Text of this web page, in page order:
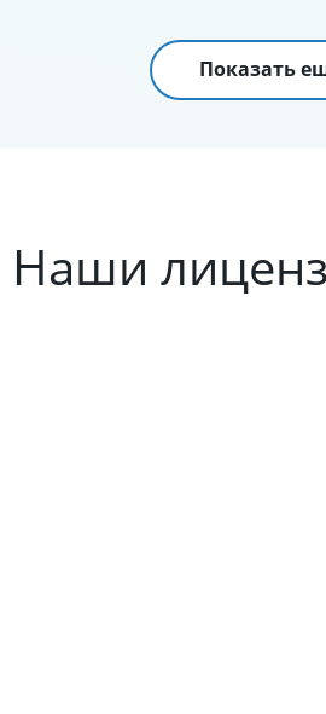
Показать
Наши